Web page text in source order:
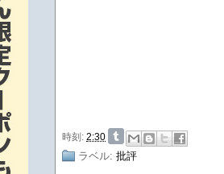
時刻: 2:30
ラベル: 批評